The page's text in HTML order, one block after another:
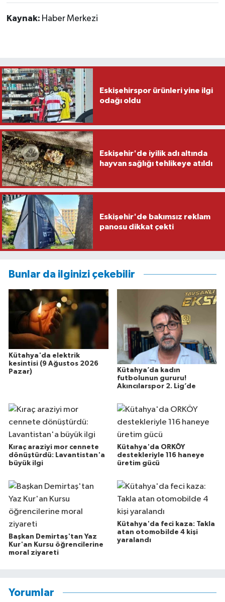
Kaynak: Haber Merkezi
Eskişehirspor ürünleri yine ilgi
odağı oldu
Eskişehir'de iyilik adı altında
hayvan sağlığı tehlikeye atıldı
Eskişehir'de bakımsız reklam
panosu dikkat çekti
Bunlar da ilginizi çekebilir
Kütahya'da elektrik
kesintisi (9 Ağustos 2026
Pazar)
Kütahya’da kadın
futbolunun gururu!
Akıncılarspor 2. Lig’de
Kıraç araziyi mor cennete
dönüştürdü: Lavantistan'a
büyük ilgi
Kütahya'da ORKÖY
destekleriyle 116 haneye
üretim gücü
Başkan Demirtaş'tan Yaz
Kur'an Kursu öğrencilerine
moral ziyareti
Kütahya'da feci kaza: Takla
atan otomobilde 4 kişi
yaralandı
Yorumlar